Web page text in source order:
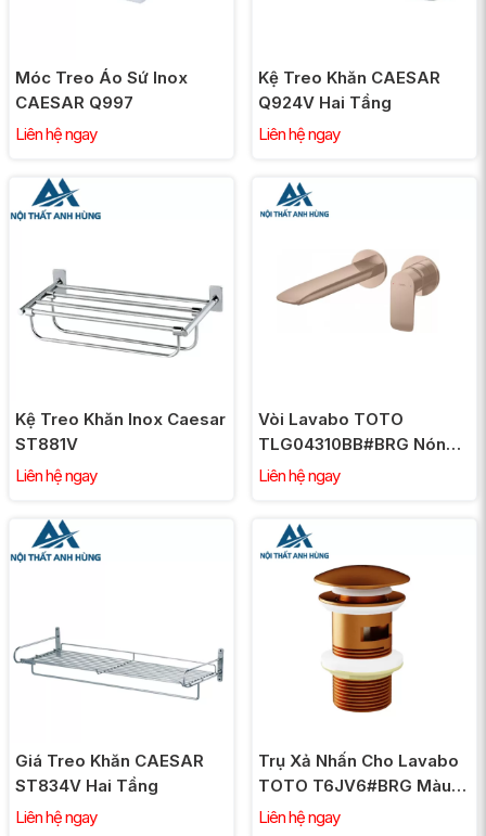
Móc Treo Áo Sứ Inox
CAESAR Q997
Liên hệ ngay
Kệ Treo Khăn CAESAR
Q924V Hai Tầng
Liên hệ ngay
Kệ Treo Khăn Inox Caesar
ST881V
Liên hệ ngay
Vòi Lavabo TOTO
TLG04310BB#BRG Nóng
Lạnh Gắn Tường Màu
Liên hệ ngay
Giá Treo Khăn CAESAR
ST834V Hai Tầng
Liên hệ ngay
Trụ Xả Nhấn Cho Lavabo
TOTO T6JV6#BRG Màu
Vàng Hồng
Liên hệ ngay